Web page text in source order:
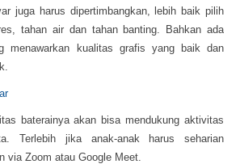
juga harus dipertimbangkan, lebih baik pilih
tahan air dan tahan banting. Bahkan ada
menawarkan kualitas grafis yang baik dan
baterainya akan bisa mendukung aktivitas
Terlebih jika anak-anak harus seharian
via Zoom atau Google Meet.